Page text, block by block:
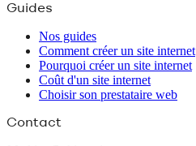
Guides
Nos guides
Comment créer un site internet
Pourquoi créer un site internet
Coût d'un site internet
Choisir son prestataire web
Contact